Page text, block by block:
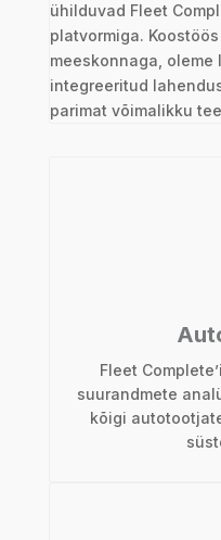
ühilduvad Fleet
platvormiga.
meeskonnaga,
integreeritud
parimat võimalikku
Fleet
suurandmete
kõigi